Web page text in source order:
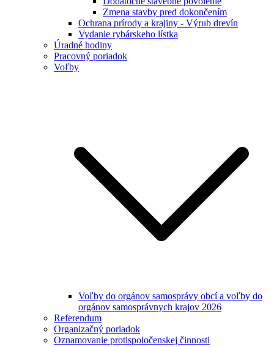
Zmena stavby pred dokončením
Ochrana prírody a krajiny - Výrub drevín
Vydanie rybárskeho lístka
Úradné hodiny
Pracovný poriadok
Voľby
Voľby do orgánov samosprávy obcí a voľby do
orgánov samosprávnych krajov 2026
Referendum
Organizačný poriadok
Oznamovanie protispoločenskej činnosti